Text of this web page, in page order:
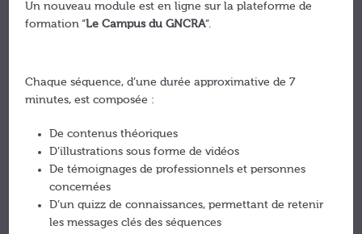
Un nouveau module est en ligne sur la plateforme de
formation “Le Campus du GNCRA“.
Chaque séquence, d’une durée approximative de 7
minutes, est composée :
De contenus théoriques
D’illustrations sous forme de vidéos
De témoignages de professionnels et personnes
concernées
D’un quizz de connaissances, permettant de retenir
les messages clés des séquences